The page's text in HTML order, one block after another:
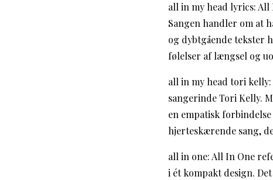
all in my head lyrics:
Sangen handler om at
og dybtgående tekster
følelser af længsel og
all in my head tori
sangerinde Tori Kelly.
en empatisk
hjerteskærende sang,
all in one: All In One
i ét kompakt design.